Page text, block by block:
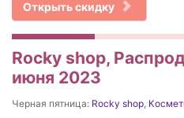
Открыть скидку
Rocky shop,
июня 2023
Черная пятница: Rocky shop,